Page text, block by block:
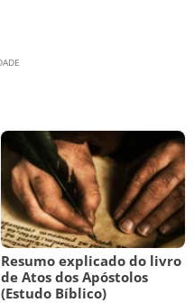
Resumo explicado do livro
de Atos dos Apóstolos
(Estudo Bíblico)